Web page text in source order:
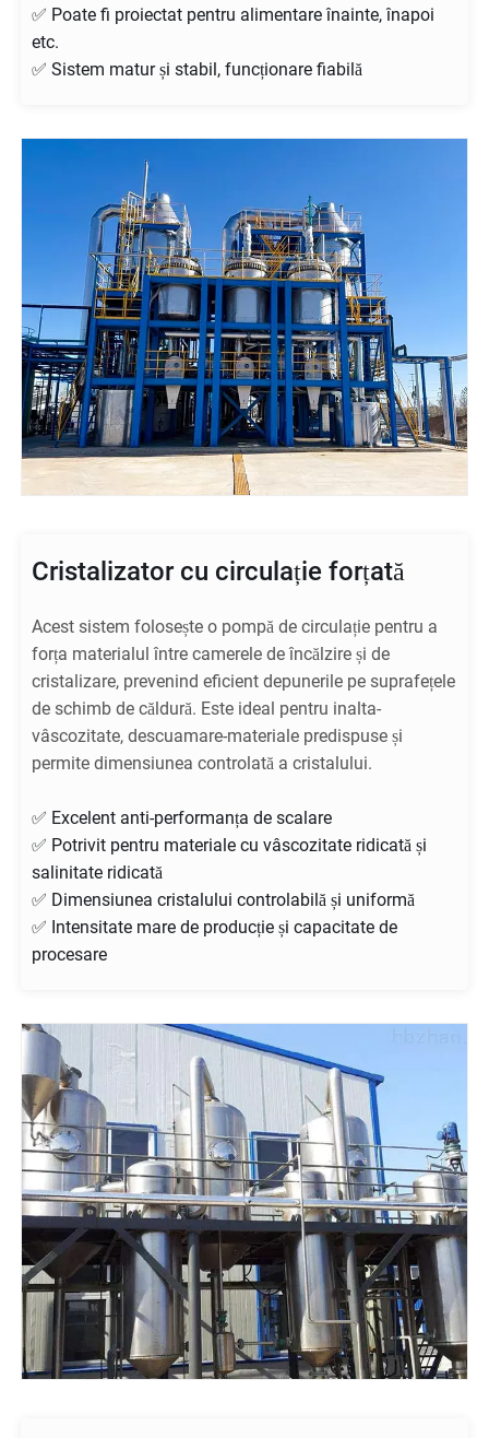
✅ Poate fi proiectat pentru alimentare înainte, înapoi
etc.
✅ Sistem matur și stabil, funcționare fiabilă
Cristalizator cu circulație forțată
Acest sistem folosește o pompă de circulație pentru a
forța materialul între camerele de încălzire și de
cristalizare, prevenind eficient depunerile pe suprafețele
de schimb de căldură. Este ideal pentru inalta-
vâscozitate, descuamare-materiale predispuse și
permite dimensiunea controlată a cristalului.
✅ Excelent anti-performanța de scalare
✅ Potrivit pentru materiale cu vâscozitate ridicată și
salinitate ridicată
✅ Dimensiunea cristalului controlabilă și uniformă
✅ Intensitate mare de producție și capacitate de
procesare